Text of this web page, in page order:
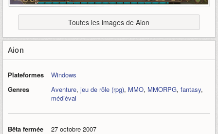
Toutes les images de Aion
Aion
Plateformes
Windows
Genres
Aventure, jeu de rôle (rpg), MMO, MMORPG, fantasy,
médiéval
Bêta fermée
27 octobre 2007